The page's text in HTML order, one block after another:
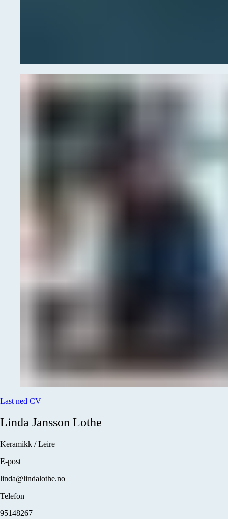
Last ned CV
Linda Jansson Lothe
Keramikk / Leire
E-post
linda@lindalothe.no
Telefon
95148267